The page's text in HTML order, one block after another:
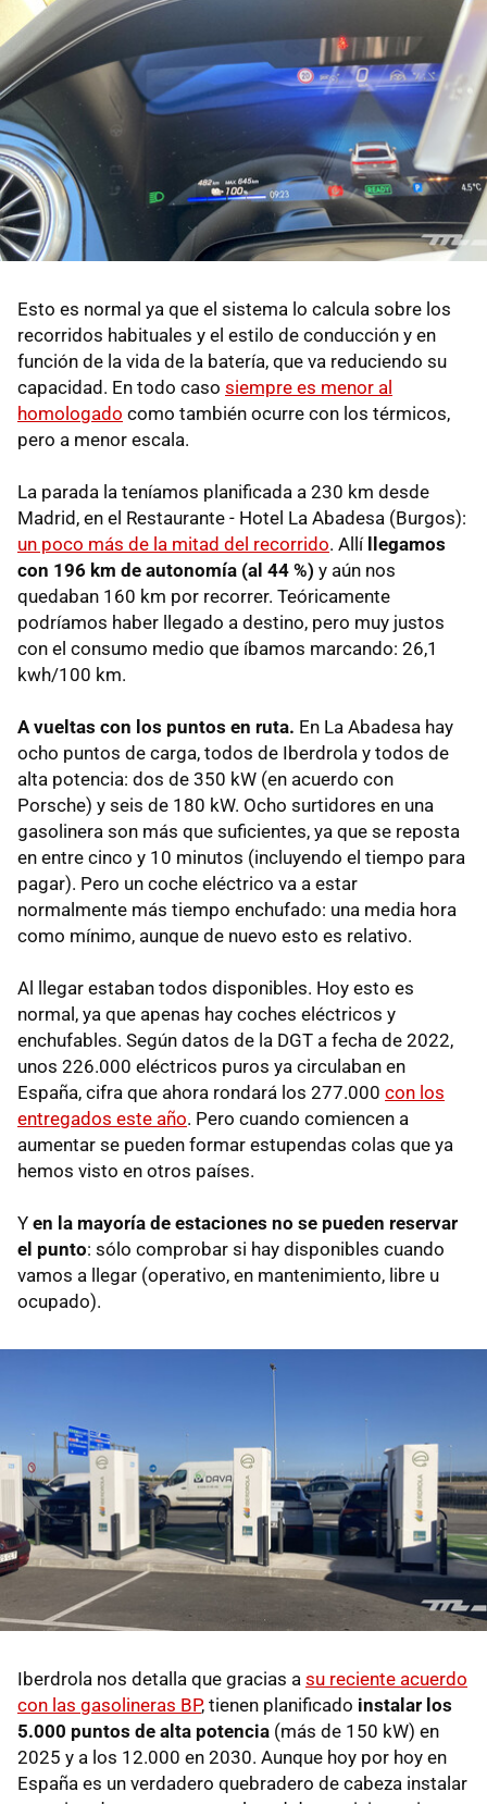
Esto es normal ya que el sistema lo calcula sobre los
recorridos habituales y el estilo de conducción y en
función de la vida de la batería, que va reduciendo su
capacidad. En todo caso siempre es menor al
homologado como también ocurre con los térmicos,
pero a menor escala.
La parada la teníamos planificada a 230 km desde
Madrid, en el Restaurante - Hotel La Abadesa (Burgos):
un poco más de la mitad del recorrido. Allí llegamos
con 196 km de autonomía (al 44 %) y aún nos
quedaban 160 km por recorrer. Teóricamente
podríamos haber llegado a destino, pero muy justos
con el consumo medio que íbamos marcando: 26,1
kwh/100 km.
A vueltas con los puntos en ruta. En La Abadesa hay
ocho puntos de carga, todos de Iberdrola y todos de
alta potencia: dos de 350 kW (en acuerdo con
Porsche) y seis de 180 kW. Ocho surtidores en una
gasolinera son más que suficientes, ya que se reposta
en entre cinco y 10 minutos (incluyendo el tiempo para
pagar). Pero un coche eléctrico va a estar
normalmente más tiempo enchufado: una media hora
como mínimo, aunque de nuevo esto es relativo.
Al llegar estaban todos disponibles. Hoy esto es
normal, ya que apenas hay coches eléctricos y
enchufables. Según datos de la DGT a fecha de 2022,
unos 226.000 eléctricos puros ya circulaban en
España, cifra que ahora rondará los 277.000 con los
entregados este año. Pero cuando comiencen a
aumentar se pueden formar estupendas colas que ya
hemos visto en otros países.
Y en la mayoría de estaciones no se pueden reservar
el punto: sólo comprobar si hay disponibles cuando
vamos a llegar (operativo, en mantenimiento, libre u
ocupado).
Iberdrola nos detalla que gracias a su reciente acuerdo
con las gasolineras BP, tienen planificado instalar los
5.000 puntos de alta potencia (más de 150 kW) en
2025 y a los 12.000 en 2030. Aunque hoy por hoy en
España es un verdadero quebradero de cabeza instalar